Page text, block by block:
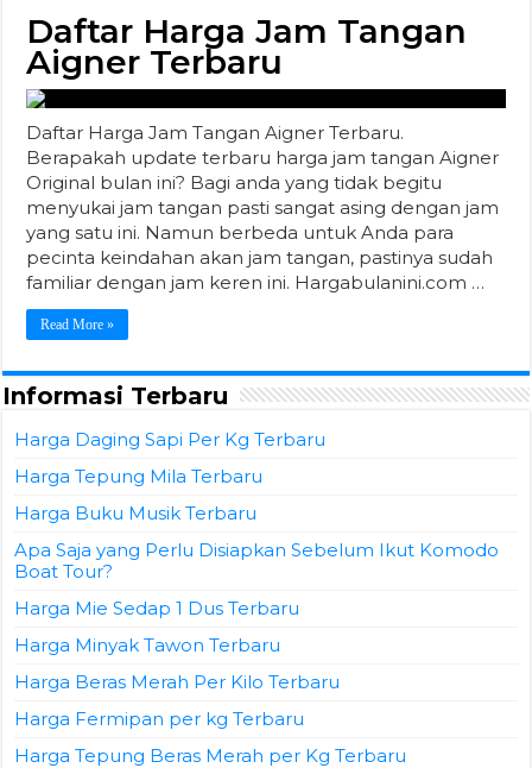
Daftar Harga Jam Tangan
Aigner Terbaru
Daftar Harga Jam Tangan Aigner Terbaru.
Berapakah update terbaru harga jam tangan Aigner
Original bulan ini? Bagi anda yang tidak begitu
menyukai jam tangan pasti sangat asing dengan jam
yang satu ini. Namun berbeda untuk Anda para
pecinta keindahan akan jam tangan, pastinya sudah
familiar dengan jam keren ini. Hargabulanini.com …
Read More »
Informasi Terbaru
Harga Daging Sapi Per Kg Terbaru
Harga Tepung Mila Terbaru
Harga Buku Musik Terbaru
Apa Saja yang Perlu Disiapkan Sebelum Ikut Komodo
Boat Tour?
Harga Mie Sedap 1 Dus Terbaru
Harga Minyak Tawon Terbaru
Harga Beras Merah Per Kilo Terbaru
Harga Fermipan per kg Terbaru
Harga Tepung Beras Merah per Kg Terbaru